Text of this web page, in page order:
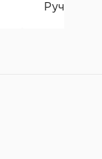
Ручка